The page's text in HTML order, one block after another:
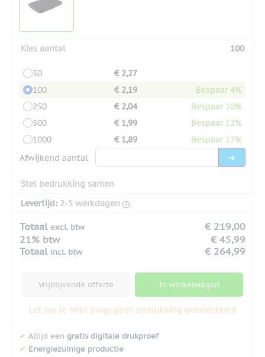
Kies aantal 100
50
€ 2,27
100
€ 2,19
Bespaar 4%
250
€ 2,04
Bespaar 10%
500
€ 1,99
Bespaar 12%
1000
€ 1,89
Bespaar 17%
Afwijkend aantal
Stel bedrukking samen
Levertijd: 2-5 werkdagen
Totaal excl. btw
€ 219,00
21% btw
€ 45,99
Totaal incl. btw € 264,99
Vrijblijvende offerte In winkelwagen
Let op: Je hebt (nog) geen bedrukking geselecteerd
✔ Altijd een gratis digitale drukproef
✔ Energiezuinige productie